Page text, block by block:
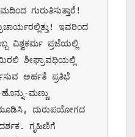
ಗುರುತಿಸುತ್ತಾರೆ!
ಇವರಿಂದ
ವಿಶ್ವಕರ್ಮ ಪ್ರಜೆಯಲ್ಲಿ
ಶೀಘ್ರಾವಧಿಯಲ್ಲಿ
ಅರ್ಹತೆ ಪ್ರತಿಭೆ
ಮಣ್ಣು
ದುರುಪಯೋಗದ
ಗೃಹಿಣಿಗೆ